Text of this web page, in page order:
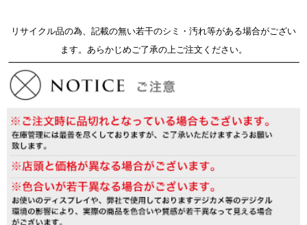
リサイクル品の為、記載の無い若干のシミ・汚れ等がある場合がござい
ます。あらかじめご了承の上ご注文ください。